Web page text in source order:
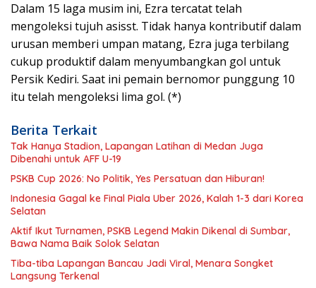
Dalam 15 laga musim ini, Ezra tercatat telah
mengoleksi tujuh asisst. Tidak hanya kontributif dalam
urusan memberi umpan matang, Ezra juga terbilang
cukup produktif dalam menyumbangkan gol untuk
Persik Kediri. Saat ini pemain bernomor punggung 10
itu telah mengoleksi lima gol. (*)
Berita Terkait
Tak Hanya Stadion, Lapangan Latihan di Medan Juga
Dibenahi untuk AFF U-19
PSKB Cup 2026: No Politik, Yes Persatuan dan Hiburan!
Indonesia Gagal ke Final Piala Uber 2026, Kalah 1-3 dari Korea
Selatan
Aktif Ikut Turnamen, PSKB Legend Makin Dikenal di Sumbar,
Bawa Nama Baik Solok Selatan
Tiba-tiba Lapangan Bancau Jadi Viral, Menara Songket
Langsung Terkenal